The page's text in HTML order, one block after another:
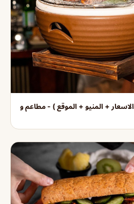
+ المنيو + الموقع ) - مطاعم و